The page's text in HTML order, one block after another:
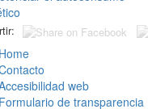
Home
web
Formulario de transparencia